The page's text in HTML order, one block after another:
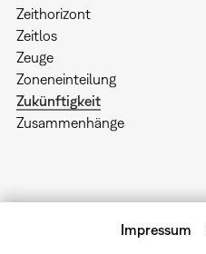
Zeithorizont
Zeitlos
Zeuge
Zoneneinteilung
Zukünftigkeit
Zusammenhänge
Impressum